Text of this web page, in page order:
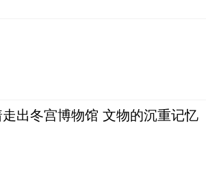
出冬宫博物馆 文物的沉重记忆